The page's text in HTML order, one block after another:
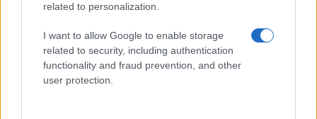
related to personalization.
I want to allow Google to enable storage
related to security, including authentication
functionality and fraud prevention, and other
user protection.